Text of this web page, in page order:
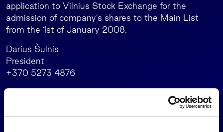
application to Vilnius Stock Exchange for the
admission of company’s shares to the Main List
from the 1st of January 2008.
Darius Šulnis
President
+370 5273 4876
Back